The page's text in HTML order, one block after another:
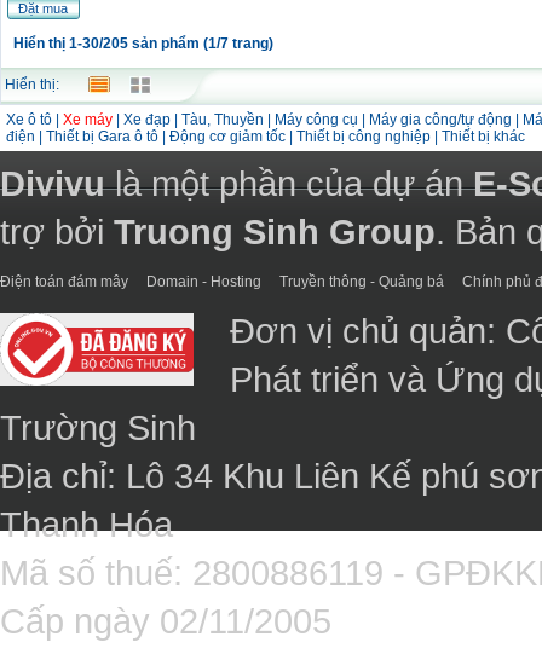
Đặt mua
Hiển thị 1-30/205 sản phẩm (1/7 trang)
Hiển thị:
Xe ô tô Xe máy Xe đạp Tàu, Thuyền Máy công cụ Máy gia công/tự động
điện
Thiết bị Gara ô tô Động cơ giảm tốc Thiết bị công nghiệp Thiết bị khác
Divivulà một phần của dự ánE-
trợ bởi Truong Sinh Group. Bản
Điện toán đám mây Domain - Hosting Truyền thông - Quảng bá Chính phủ
Đơn vị chủ quản:
Phát triển và Ứng
Trường Sinh
Địa chỉ: Lô 34 Khu Liên Kế phú
Thanh Hóa
Mã số thuế: 2800886119 -
Cấp ngày 02/11/2005